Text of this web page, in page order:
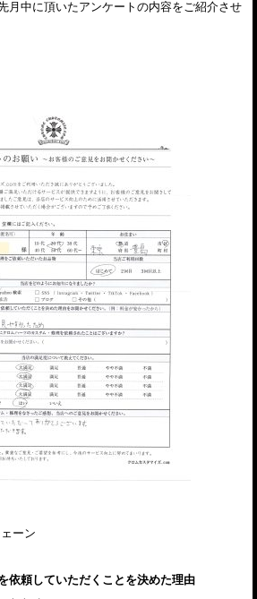
月中に頂いたアンケートの内容をご紹介させ
ーン
依頼していただくことを決めた理由